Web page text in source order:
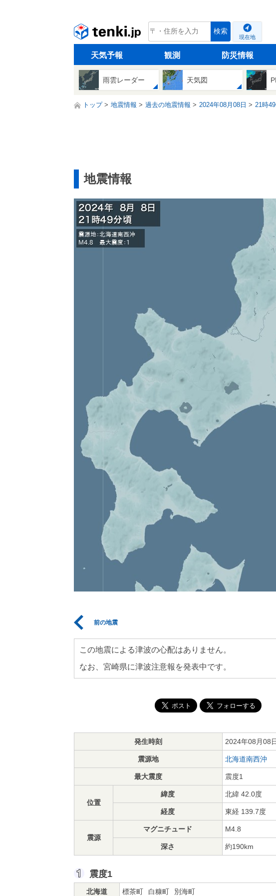
tenki.jp 検索
現在地
天気予報 観測 防災情報
雨雲レーダー 天気図
トップ 地震情報 過去の地震情報 2024年08月08日 21時
地震情報
前の地震
この地震による津波の心配はありません。
なお、宮崎県に津波注意報を発表中です。
発生時刻 2024年08月08
震源地 北海道南西沖
最大震度 震度1
位置
緯度 北緯 42.0度
経度 東経 139.7度
震源
マグニチュード M4.8
深さ 約190km
震度1
北海道 標茶町 白糠町 別海町